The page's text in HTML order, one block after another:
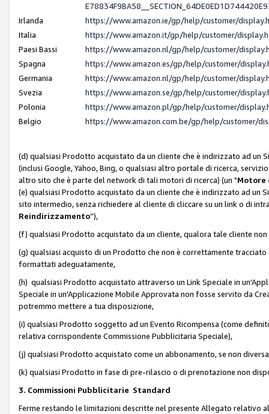
Irlanda
https://www.amazon.ie/gp/help/customer/
Italia
https://www.amazon.it/gp/help/customer/
Paesi Bassi
https://www.amazon.nl/gp/help/customer/
Spagna
https://www.amazon.es/gp/help/customer/
Germania
https://www.amazon.nl/gp/help/customer/
Svezia
https://www.amazon.se/gp/help/customer/
Polonia
https://www.amazon.pl/gp/help/customer/
Belgio
https://www.amazon.com.be/gp/help/customer/
(d) qualsiasi Prodotto acquistato da un cliente che è indirizzato ad un
(inclusi Google, Yahoo, Bing, o qualsiasi altro portale di ricerca,
altro sito che è parte del network di tali motori di ricerca) (un "Motore
(e) qualsiasi Prodotto acquistato da un cliente che è indirizzato ad un
sito intermedio, senza richiedere al cliente di cliccare su un link o di
Reindirizzamento”),
(f) qualsiasi Prodotto acquistato da un cliente, qualora tale cliente
(g) qualsiasi acquisto di un Prodotto che non è correttamente
formattati adeguatamente,
(h) qualsiasi Prodotto acquistato attraverso un Link Speciale in
Speciale in un'Applicazione Mobile Approvata non fosse servito da
potremmo mettere a tua disposizione,
(i) qualsiasi Prodotto soggetto ad un Evento Ricompensa (come
relativa corrispondente Commissione Pubblicitaria Speciale),
(j) qualsiasi Prodotto acquistato come un abbonamento, se non
(k) qualsiasi Prodotto in fase di pre-rilascio o di prenotazione non
3. Commissioni Pubblicitarie Standard
Ferme restando le limitazioni descritte nel presente Allegato relativo